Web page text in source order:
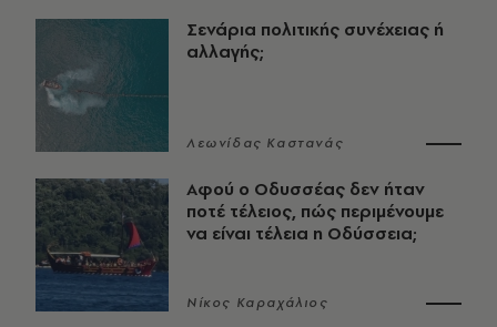
Σενάρια πολιτικής συνέχειας ή
αλλαγής;
Λεωνίδας Καστανάς
Αφού ο Οδυσσέας δεν ήταν
ποτέ τέλειος, πώς περιμένουμε
να είναι τέλεια η Οδύσσεια;
Νίκος Καραχάλιος